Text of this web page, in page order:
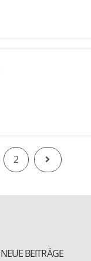
2 Next
NEUE BEITRÄGE